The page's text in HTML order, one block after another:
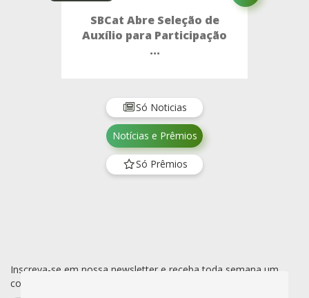
SBCat Abre Seleção de
Auxílio para Participação
...
Só Noticias
Notícias e Prêmios
Só Prêmios
Inscreva-se em nossa newsletter e receba toda semana um
conjunto de todas as novidades de uma vez só por e-mail.